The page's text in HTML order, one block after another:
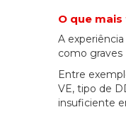
O que
A
como graves
Entre
VE, tipo de
insuficiente